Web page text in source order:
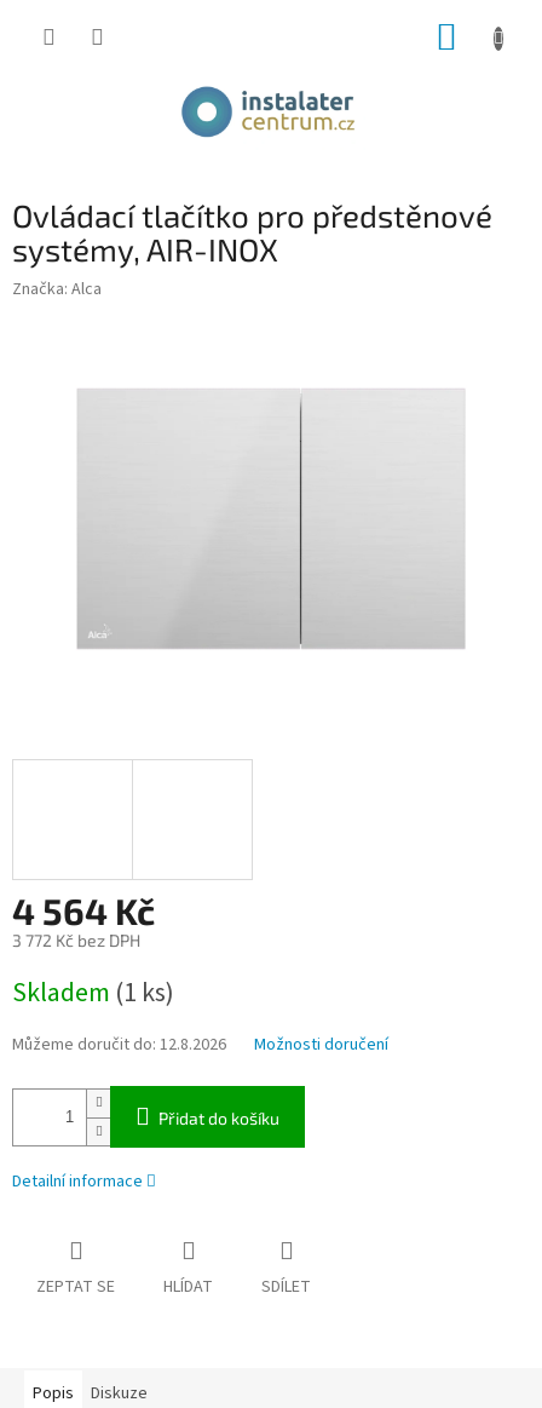
Ovládací tlačítko pro předstěnové
systémy, AIR-INOX
Značka: Alca
4 564 Kč
3 772 Kč bez DPH
cena:
Skladem (1 ks)
Můžeme doručit do: 12.8.2026 Možnosti doručení
Přidat do košíku
Detailní informace
ZEPTAT SE HLÍDAT SDÍLET
Popis Diskuze